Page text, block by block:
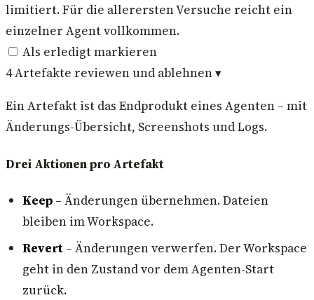
limitiert. Für die allerersten Versuche reicht ein
einzelner Agent vollkommen.
Als erledigt markieren
4Artefakte reviewen und ablehnen▾
Ein Artefakt ist das Endprodukt eines Agenten – mit
Änderungs-Übersicht, Screenshots und Logs.
Drei Aktionen pro Artefakt
Keep – Änderungen übernehmen. Dateien
bleiben im Workspace.
Revert – Änderungen verwerfen. Der Workspace
geht in den Zustand vor dem Agenten-Start
zurück.